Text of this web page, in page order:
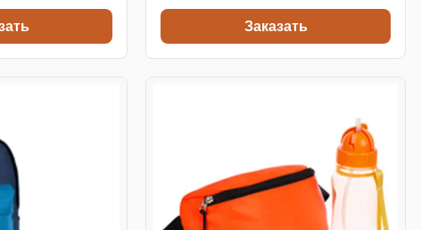
Заказать